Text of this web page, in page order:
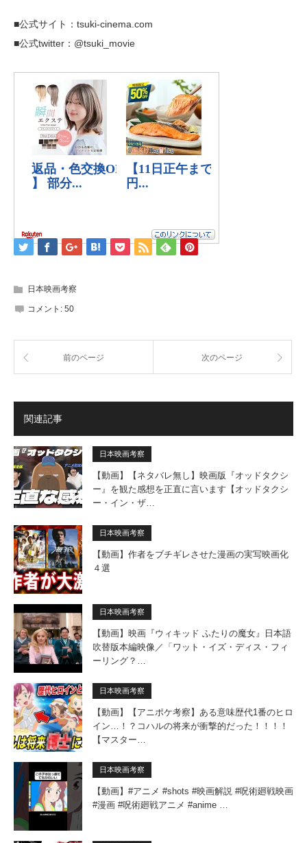
■公式サイト：tsuki-cinema.com
■公式twitter：@tsuki_movie
日本映画考察
コメント: 50
前のページ 次のページ
関連記事
日本映画考察
【動画】【ネタバレ無し】映画版『オッドタクシ
ー』を観た感想を正直に言います【オッドタクシ
ー・イン・ザ…
日本映画考察
【動画】作者をブチギレさせた漫画の実写映画化
４選
日本映画考察
【動画】映画『ウィキッド ふたりの魔女』日本語
吹替版本編映像／「ワット・イズ・ディス・フィ
ーリング？…
日本映画考察
【動画】【アニポケ考察】ある意味歴代1番のヒロ
イン…！？コハルの将来が衝撃的だった！！！！
【マスター…
日本映画考察
【動画】#アニメ #shots #映画解説 #呪術廻戦映画
#漫画 #呪術廻戦アニメ #anime …